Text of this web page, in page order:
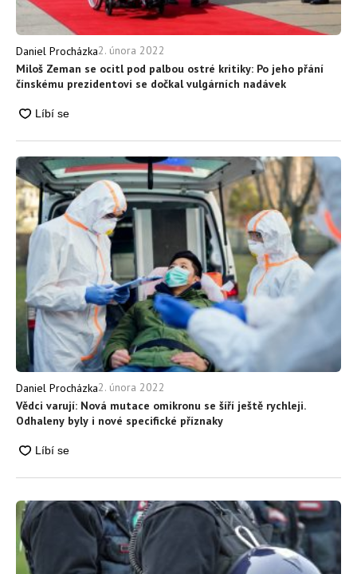
Daniel Procházka2. února 2022
Miloš Zeman se ocitl pod palbou ostré kritiky: Po jeho přání
čínskému prezidentovi se dočkal vulgárních nadávek
Daniel Procházka2. února 2022
Vědci varují: Nová mutace omikronu se šíří ještě rychleji.
Odhaleny byly i nové specifické příznaky